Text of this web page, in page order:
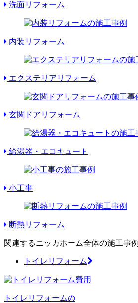
洗面リフォーム
内装リフォーム
エクステリアリフォーム
玄関ドアリフォーム
給湯器・エコキュート
小工事
断熱リフォーム
関連するニッカホーム全体の施工事例
トイレリフォーム
トイレリフォームの